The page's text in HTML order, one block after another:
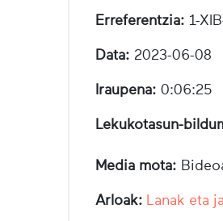
Erreferentzia: 1-
Data: 2023-06-08
Iraupena: 0:06:25
Lekukotasun-
Media mota:
Arloak: Lanak eta